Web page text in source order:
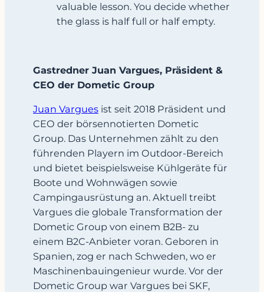
valuable lesson. You decide whether
the glass is half full or half empty.
Gastredner Juan Vargues, Präsident &
CEO der Dometic Group
Juan Vargues ist seit 2018 Präsident und
CEO der börsennotierten Dometic
Group. Das Unternehmen zählt zu den
führenden Playern im Outdoor-Bereich
und bietet beispielsweise Kühlgeräte für
Boote und Wohnwägen sowie
Campingausrüstung an. Aktuell treibt
Vargues die globale Transformation der
Dometic Group von einem B2B- zu
einem B2C-Anbieter voran. Geboren in
Spanien, zog er nach Schweden, wo er
Maschinenbauingenieur wurde. Vor der
Dometic Group war Vargues bei SKF,